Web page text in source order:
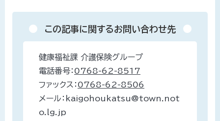
この記事に関するお問い合わせ先
健康福祉課 介護保険グループ
電話番号： 0768-62-8517
ファックス： 0768-62-8506
メール：kaigohoukatsu@town.not
o.lg.jp